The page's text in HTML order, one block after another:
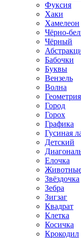
Фуксия
Хаки
Хамелеон
Чёрно-
Чёрный
Бабочки
Буквы
Вензель
Волна
Геометрия
Город
Горох
Графика
Гусиная
Детский
Елочка
Звёздочка
Зебра
Зигзаг
Квадрат
Клетка
Косичка
Крокодил